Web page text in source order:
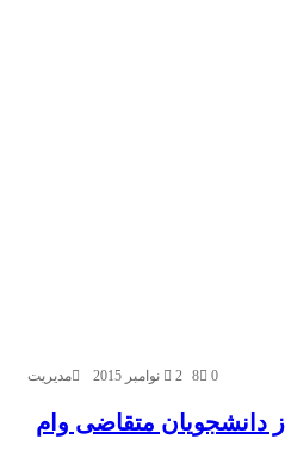
مدیریت 2 نوامبر 2015 0
8
دانشجویان متقاضی وام